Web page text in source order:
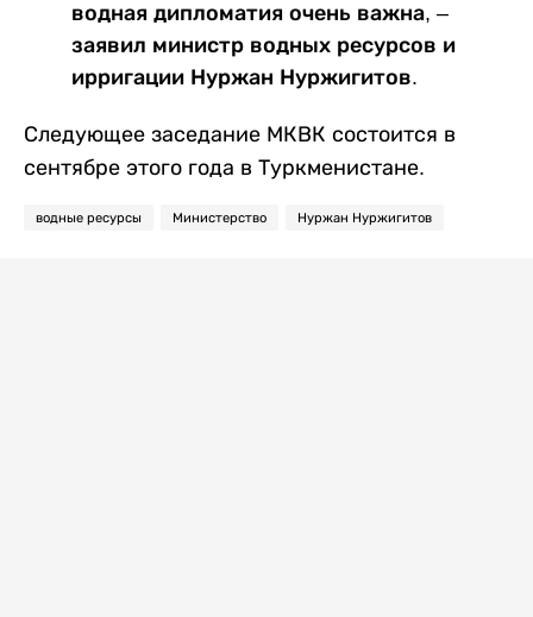
водная дипломатия очень важна, –
заявил министр водных ресурсов и
ирригации Нуржан Нуржигитов.
Следующее заседание МКВК состоится в
сентябре этого года в Туркменистане.
водные ресурсы Министерство Нуржан Нуржигитов